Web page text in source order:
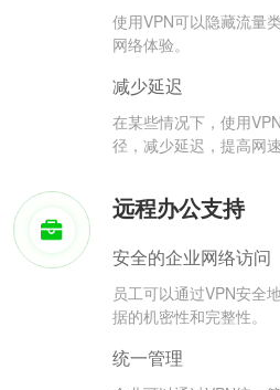
使用VPN可以隐藏流量
网络体验。
减少延迟
在某些情况下，使用
径，减少延迟，提高网速
远程办公支持
安全的企业网络访问
员工可以通过VPN安全
据的机密性和完整性。
统一管理